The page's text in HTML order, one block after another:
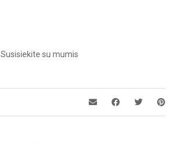
Susisiekite su mumis